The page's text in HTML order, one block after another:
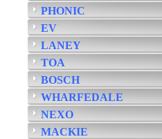
PHONIC
EV
LANEY
TOA
BOSCH
WHARFEDALE
NEXO
MACKIE